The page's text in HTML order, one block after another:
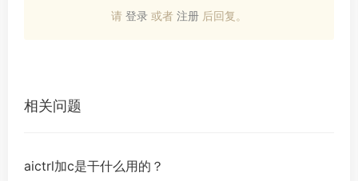
请 登录 或者 注册 后回复。
相关问题
aictrl加c是干什么用的？